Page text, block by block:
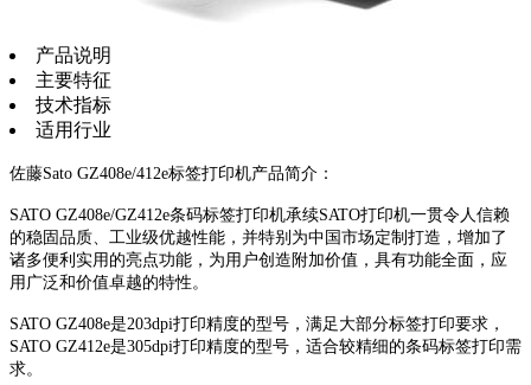
产品说明
主要特征
技术指标
适用行业
佐藤Sato GZ408e/412e标签打印机产品简介：
SATO GZ408e/GZ412e条码标签打印机承续SATO打印机一贯令人信赖
的稳固品质、工业级优越性能，并特别为中国市场定制打造，增加了
诸多便利实用的亮点功能，为用户创造附加价值，具有功能全面，应
用广泛和价值卓越的特性。
SATO GZ408e是203dpi打印精度的型号，满足大部分标签打印要求，
SATO GZ412e是305dpi打印精度的型号，适合较精细的条码标签打印需
求。